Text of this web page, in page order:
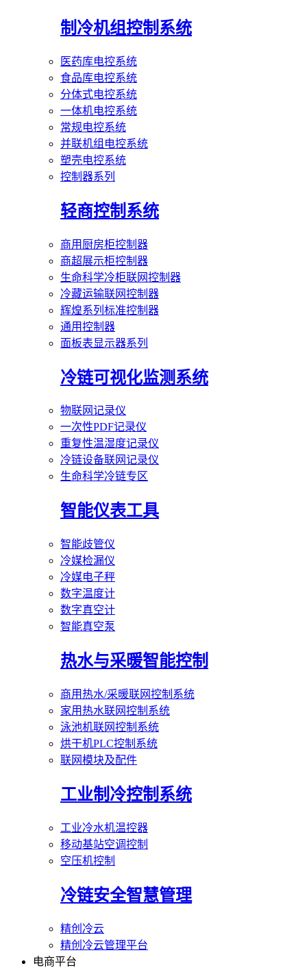
制冷机组控制系统
医药库电控系统
食品库电控系统
分体式电控系统
一体机电控系统
常规电控系统
并联机组电控系统
塑壳电控系统
控制器系列
轻商控制系统
商用厨房柜控制器
商超展示柜控制器
生命科学冷柜联网控制器
冷藏运输联网控制器
辉煌系列标准控制器
通用控制器
面板表显示器系列
冷链可视化监测系统
物联网记录仪
一次性PDF记录仪
重复性温湿度记录仪
冷链设备联网记录仪
生命科学冷链专区
智能仪表工具
智能歧管仪
冷媒检漏仪
冷媒电子秤
数字温度计
数字真空计
智能真空泵
热水与采暖智能控制
商用热水/采暖联网控制系统
家用热水联网控制系统
泳池机联网控制系统
烘干机PLC控制系统
联网模块及配件
工业制冷控制系统
工业冷水机温控器
移动基站空调控制
空压机控制
冷链安全智慧管理
精创冷云
精创冷云管理平台
电商平台